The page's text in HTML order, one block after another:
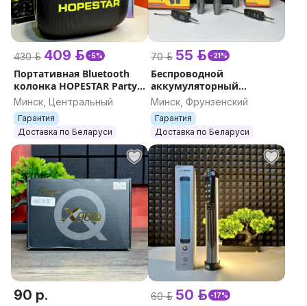
430 р. 409 р. -5%
Портативная Bluetooth
колонка HOPESTAR Party
Box 120 Вт c двумя
микрофонами,
tws,караоке, убийца jbl
Минск, Центральный
Гарантия
Доставка по Беларуси
70 р. 55 р. -21%
Беспроводной
аккумуляторный
микрофон для караоке
ZQS 1M501 / 2M502 +
приемник, для вокала,
комплект
Минск, Фрунзенский
Гарантия
Доставка по Беларуси
90 р. 60 р. 50 р. -17%